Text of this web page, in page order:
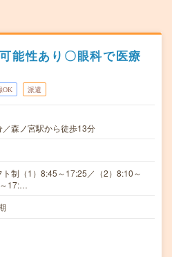
能性あり〇眼科で医療
OK 派遣
森ノ宮駅から徒歩13分
制（1）8:45～17:25／（2）8:10～
17:…